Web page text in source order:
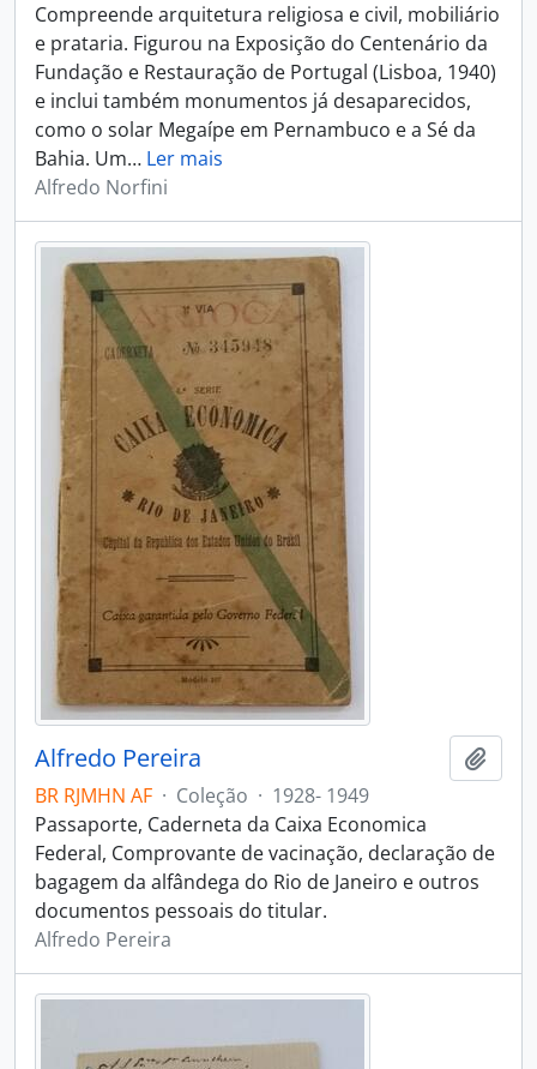
Compreende arquitetura religiosa e civil, mobiliário
e prataria. Figurou na Exposição do Centenário da
Fundação e Restauração de Portugal (Lisboa, 1940)
e inclui também monumentos já desaparecidos,
como o solar Megaípe em Pernambuco e a Sé da
Bahia. Um… Ler mais
Alfredo Norfini
Alfredo Pereira
BR RJMHN AF · Coleção · 1928- 1949
Passaporte, Caderneta da Caixa Economica
Federal, Comprovante de vacinação, declaração de
bagagem da alfândega do Rio de Janeiro e outros
documentos pessoais do titular.
Alfredo Pereira